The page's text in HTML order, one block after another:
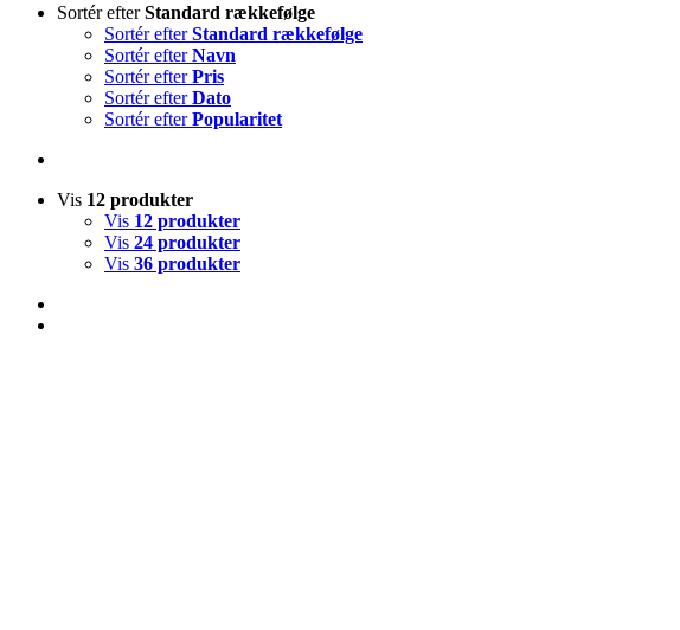
Sortér efterStandard rækkefølge
Sortér efterStandard rækkefølge
Sortér efterNavn
Sortér efterPris
Sortér efterDato
Sortér efterPopularitet
Vis 12 produkter
Vis 12 produkter
Vis 24 produkter
Vis 36 produkter